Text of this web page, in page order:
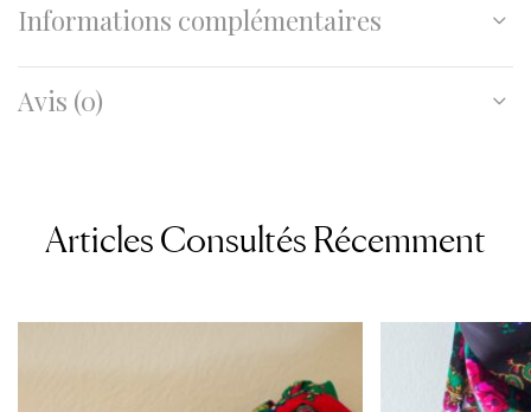
Informations complémentaires
Avis (0)
Articles Consultés Récemment